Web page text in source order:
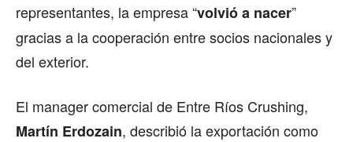
representantes, la empresa “volvió a nacer”
gracias a la cooperación entre socios nacionales y
del exterior.
El manager comercial de Entre Ríos Crushing,
Martín Erdozain, describió la exportación como